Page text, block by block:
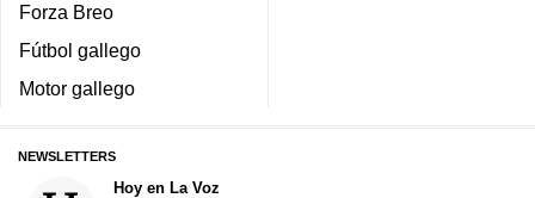
Forza Breo
Fútbol gallego
Motor gallego
NEWSLETTERS
Hoy en La Voz